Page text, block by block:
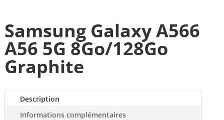
Samsung Galaxy A566
A56 5G 8Go/128Go
Graphite
Description
Informations complémentaires